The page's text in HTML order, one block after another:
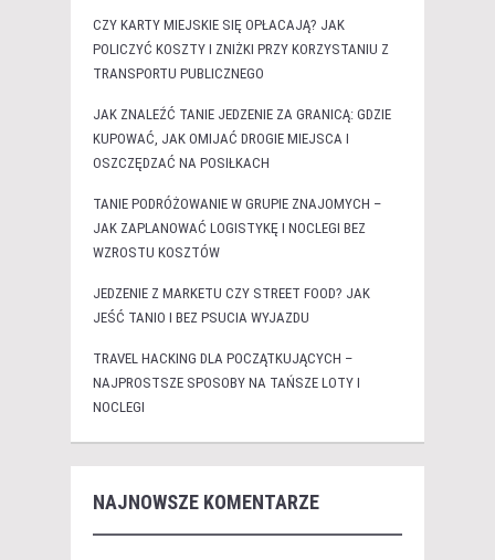
CZY KARTY MIEJSKIE SIĘ OPŁACAJĄ? JAK
POLICZYĆ KOSZTY I ZNIŻKI PRZY KORZYSTANIU Z
TRANSPORTU PUBLICZNEGO
JAK ZNALEŹĆ TANIE JEDZENIE ZA GRANICĄ: GDZIE
KUPOWAĆ, JAK OMIJAĆ DROGIE MIEJSCA I
OSZCZĘDZAĆ NA POSIŁKACH
TANIE PODRÓŻOWANIE W GRUPIE ZNAJOMYCH –
JAK ZAPLANOWAĆ LOGISTYKĘ I NOCLEGI BEZ
WZROSTU KOSZTÓW
JEDZENIE Z MARKETU CZY STREET FOOD? JAK
JEŚĆ TANIO I BEZ PSUCIA WYJAZDU
TRAVEL HACKING DLA POCZĄTKUJĄCYCH –
NAJPROSTSZE SPOSOBY NA TAŃSZE LOTY I
NOCLEGI
NAJNOWSZE KOMENTARZE